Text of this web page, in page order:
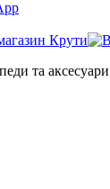
та аксесуари